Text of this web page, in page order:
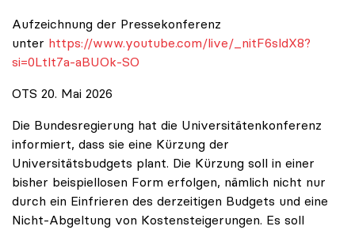
Aufzeichnung der Pressekonferenz
unter https://www.youtube.com/live/_nitF6sldX8?
si=0Ltlt7a-aBUOk-SO
OTS 20. Mai 2026
Die Bundesregierung hat die Universitätenkonferenz
informiert, dass sie eine Kürzung der
Universitätsbudgets plant. Die Kürzung soll in einer
bisher beispiellosen Form erfolgen, nämlich nicht nur
durch ein Einfrieren des derzeitigen Budgets und eine
Nicht-Abgeltung von Kostensteigerungen. Es soll